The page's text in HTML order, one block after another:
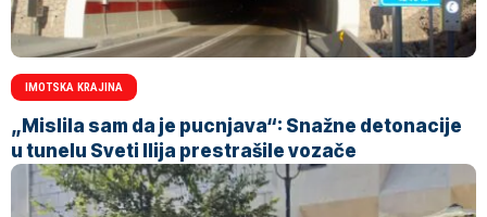
IMOTSKA KRAJINA
„Mislila sam da je pucnjava“: Snažne detonacije
u tunelu Sveti Ilija prestrašile vozače